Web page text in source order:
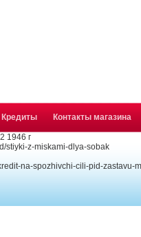
Кредиты Контакты магазина
1946 г
stiyki-z-miskami-dlya-sobak
na-spozhivchi-cili-pid-zastavu-